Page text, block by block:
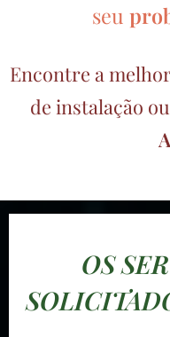
seu
Encontre a
de instalação ou
OS